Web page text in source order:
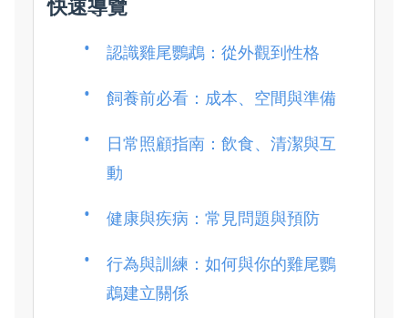
認識雞尾鸚鵡：從外觀到性格
飼養前必看：成本、空間與準備
日常照顧指南：飲食、清潔與互
動
健康與疾病：常見問題與預防
行為與訓練：如何與你的雞尾鸚
鵡建立關係